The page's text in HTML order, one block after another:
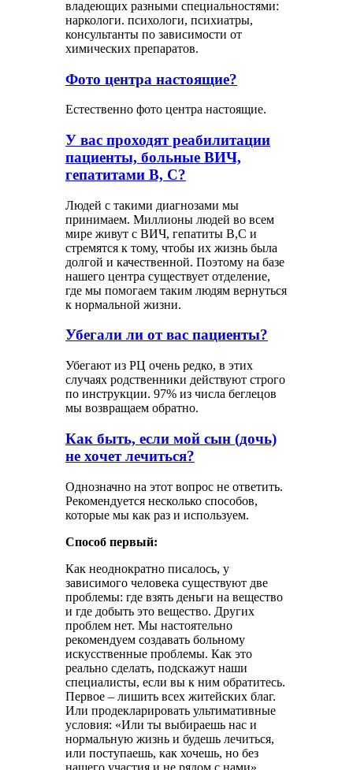
владеющих разными специальностями:
наркологи. психологи, психиатры,
консультанты по зависимости от
химических препаратов.
Фото центра настоящие?
Естественно фото центра настоящие.
У вас проходят реабилитации
пациенты, больные ВИЧ,
гепатитами В, С?
Людей с такими диагнозами мы
принимаем. Миллионы людей во всем
мире живут с ВИЧ, гепатиты В,С и
стремятся к тому, чтобы их жизнь была
долгой и качественной. Поэтому на базе
нашего центра существует отделение,
где мы помогаем таким людям вернуться
к нормальной жизни.
Убегали ли от вас пациенты?
Убегают из РЦ очень редко, в этих
случаях родственники действуют строго
по инструкции. 97% из числа беглецов
мы возвращаем обратно.
Как быть, если мой сын (дочь)
не хочет лечиться?
Однозначно на этот вопрос не ответить.
Рекомендуется несколько способов,
которые мы как раз и используем.
Способ первый:
Как неоднократно писалось, у
зависимого человека существуют две
проблемы: где взять деньги на вещество
и где добыть это вещество. Других
проблем нет. Мы настоятельно
рекомендуем создавать больному
искусственные проблемы. Как это
реально сделать, подскажут наши
специалисты, если вы к ним обратитесь.
Первое – лишить всех житейских благ.
Или продекларировать ультимативные
условия: «Или ты выбираешь нас и
нормальную жизнь и будешь лечиться,
или поступаешь, как хочешь, но без
нашего участия и не рядом с нами».